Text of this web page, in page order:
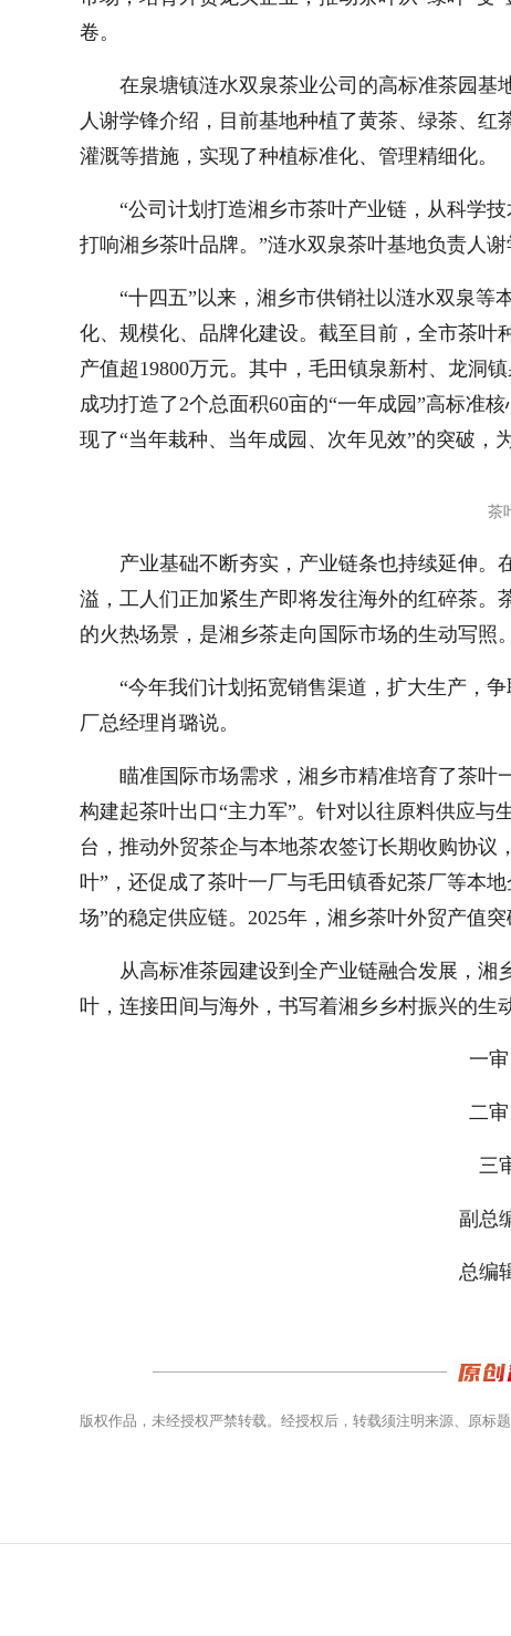
卷。
在泉塘镇涟水双泉茶业公司的高标准茶园基
人谢学锋介绍，目前基地种植了黄茶、绿茶、
灌溉等措施，实现了种植标准化、管理精细化。
“公司计划打造湘乡市茶叶产业链，从科学
打响湘乡茶叶品牌。”涟水双泉茶叶基地负责人谢
“十四五”以来，湘乡市供销社以涟水双泉
化、规模化、品牌化建设。截至目前，全市茶叶
产值超19800万元。其中，毛田镇泉新村、龙洞
成功打造了2个总面积60亩的“一年成园”高标准
现了“当年栽种、当年成园、次年见效”的突破，
茶
产业基础不断夯实，产业链条也持续延伸。
溢，工人们正加紧生产即将发往海外的红碎茶。
的火热场景，是湘乡茶走向国际市场的生动写照。
“今年我们计划拓宽销售渠道，扩大生产，
厂总经理肖璐说。
瞄准国际市场需求，湘乡市精准培育了茶叶
构建起茶叶出口“主力军”。针对以往原料供应
台，推动外贸茶企与本地茶农签订长期收购协议
叶”，还促成了茶叶一厂与毛田镇香妃茶厂等本
场”的稳定供应链。2025年，湘乡茶叶外贸产值
从高标准茶园建设到全产业链融合发展，
叶，连接田间与海外，书写着湘乡乡村振兴的生
一
二
三
副总
总编
版权作品，未经授权严禁转载。经授权后，转载须注明来源、原标